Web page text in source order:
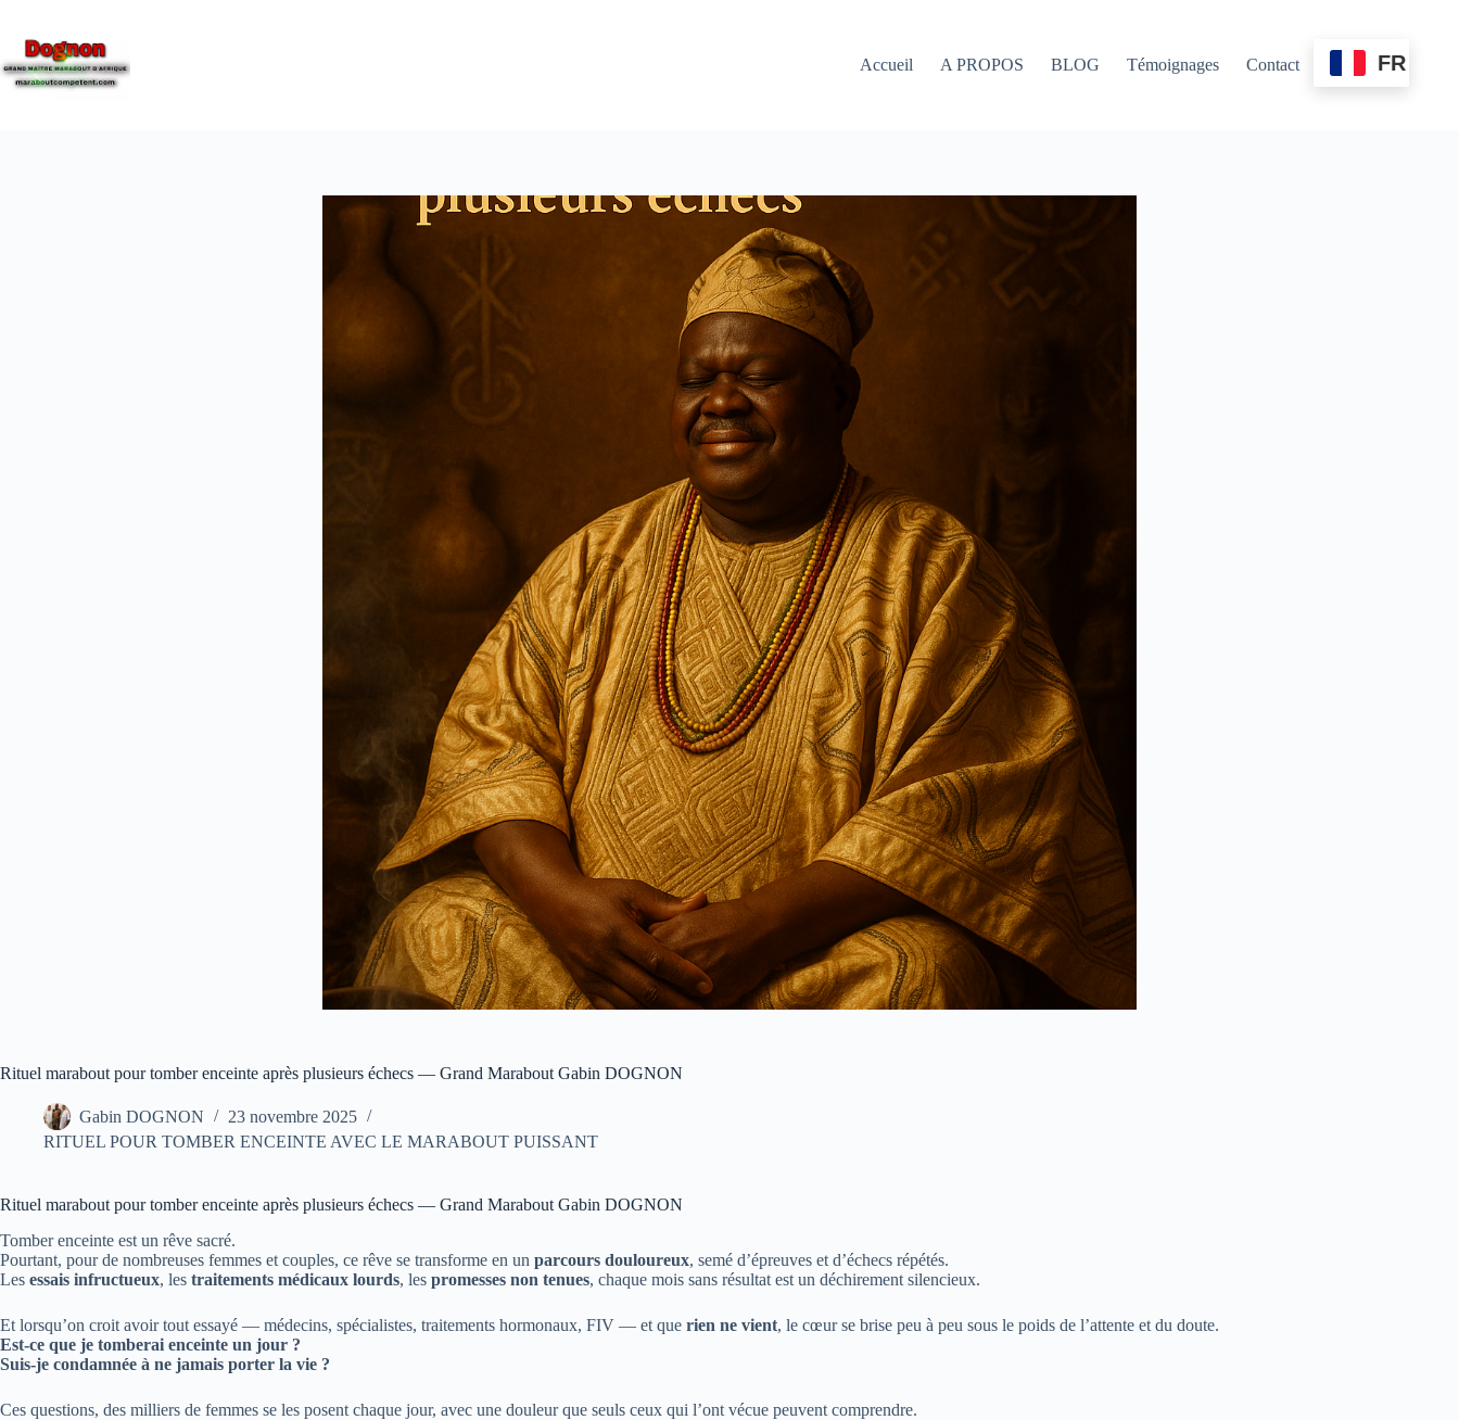
Accueil A PROPOS BLOG Témoignages Contact FR
Rituel marabout pour tomber enceinte après plusieurs échecs — Grand Marabout Gabin DOGNON
Gabin DOGNON
23 novembre 2025
RITUEL POUR TOMBER ENCEINTE AVEC LE MARABOUT PUISSANT
Rituel marabout pour tomber enceinte après plusieurs échecs — Grand Marabout Gabin DOGNON
Tomber enceinte est un rêve sacré.
Pourtant, pour de nombreuses femmes et couples, ce rêve se transforme en un parcours douloureux, semé d’épreuves et d’échecs répétés.
Les essais infructueux, les traitements médicaux lourds, les promesses non tenues, chaque mois sans résultat est un déchirement silencieux.
Et lorsqu’on croit avoir tout essayé — médecins, spécialistes, traitements hormonaux, FIV — et que rien ne vient, le cœur se brise peu à peu sous le poids de l’attente et du doute.
Est-ce que je tomberai enceinte un jour ?
Suis-je condamnée à ne jamais porter la vie ?
Ces questions, des milliers de femmes se les posent chaque jour, avec une douleur que seuls ceux qui l’ont vécue peuvent comprendre.